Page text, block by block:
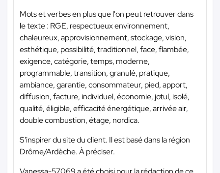
Mots et verbes en plus que l'on peut retrouver dans
le texte : RGE, respectueux environnement,
chaleureux, approvisionnement, stockage, vision,
esthétique, possibilité, traditionnel, face, flambée,
exigence, catégorie, temps, moderne,
programmable, transition, granulé, pratique,
ambiance, garantie, consommateur, pied, apport,
diffusion, facture, individuel, économie, jotul, isolé,
qualité, éligible, efficacité énergétique, arrivée air,
double combustion, étage, nordica.
S'inspirer du site du client. Il est basé dans la région
Drôme/Ardèche. À préciser.